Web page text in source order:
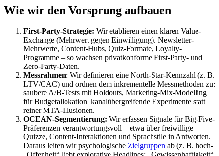
Wie wir den Vorsprung aufbauen
First-Party-Strategie: Wir etablieren einen klaren Value-
Exchange (Mehrwert gegen Einwilligung). Newsletter-
Mehrwerte, Content-Hubs, Quiz-Formate, Loyalty-
Programme – so wachsen privatkonforme First-Party- und
Zero-Party-Daten.
Messrahmen: Wir definieren eine North-Star-Kennzahl (z. B.
LTV/CAC) und ordnen dem inkrementelle Messmethoden zu:
saubere A/B-Tests mit Holdouts, Marketing-Mix-Modelling
für Budgetallokation, kanalübergreifende Experimente statt
reiner MTA-Illusionen.
OCEAN-Segmentierung: Wir erfassen Signale für Big-Five-
Präferenzen verantwortungsvoll – etwa über freiwillige
Quizze, Content-Interaktionen und Sprachstile in Antworten.
Daraus leiten wir psychologische Zielgruppen ab (z. B. hoch-
„Offenheit“ liebt explorative Headlines; „Gewissenhaftigkeit“